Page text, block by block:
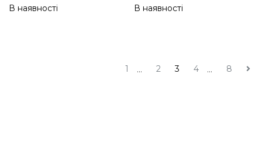
В наявності В наявності
1 ... 2 3 4 ... 8